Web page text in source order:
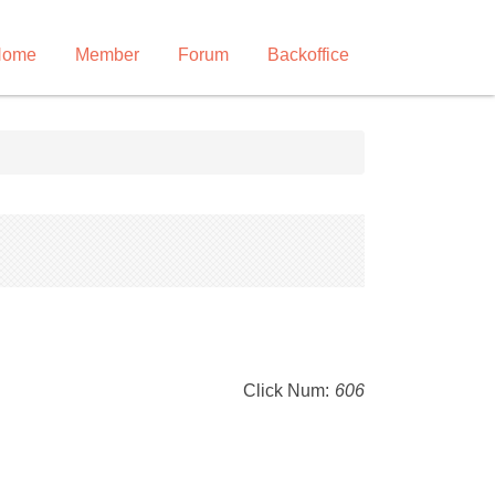
Member Forum Backoffice
Click Num: 606